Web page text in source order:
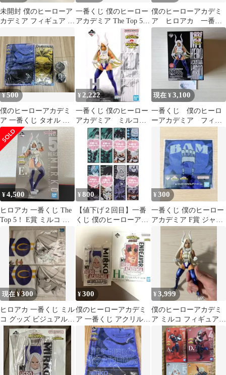
未開封 僕のヒーローア
カデミア フィギュア ミ
個セット LF8068 f101
一番くじ 僕のヒーロー
アカデミア The Top 5!
フィギュアセット
僕のヒーローアカデミ
ア ヒロアカ 一番く
じ プライズ フィギ
ュア 箱あり
¥500
僕のヒーローアカデミ
ア 一番くじ タオル ラ
バーキーホルダーセッ
ト
¥ 2,222
一番くじ 僕のヒーロー
アカデミア ミルコフ
ィギュア
現在 ¥3,100
一番くじ 僕のヒーロ
ーアカデミア フィギ
¥4,500
ヒロアカ 一番くじ The
Top 5！ E賞 ミルコ フ
ィギュア
¥ 800
【値下げ２回目】一番
くじ 僕のヒーローアカ
デミア タオル ミルコ
ヒロアカ
¥300
一番くじ 僕のヒーロー
アカデミア F賞 ジャガ
ードタオル ミルコ
現在 ¥300
ヒロアカ 一番くじ ミル
コ グッズ ビジュアルタ
オル （2枚）
¥300
僕のヒーローアカデミ
ア 一番くじ アクリルス
タンド
¥3,999
僕のヒーローアカデミ
ア ミルコ フィギュア
一番くじ ラストワン